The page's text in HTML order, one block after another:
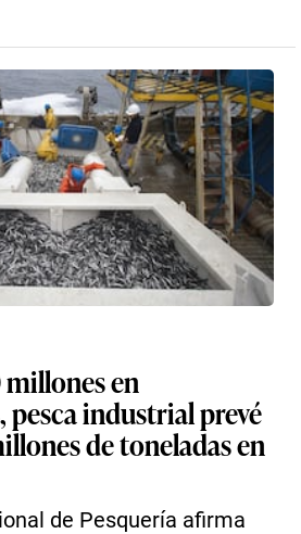
millones en
industrial prevé
de toneladas en
de Pesquería afirma